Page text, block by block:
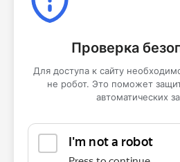
Проверка
Для доступа к сайту
не робот. Это поможет
автоматических